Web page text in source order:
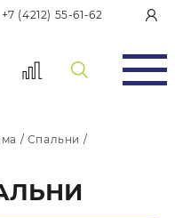
+7 (4212) 55-61-62
/ Спальни /